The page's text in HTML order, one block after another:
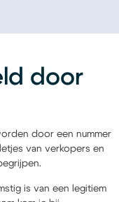
door
door een nummer
van verkopers en
is van een legitiem